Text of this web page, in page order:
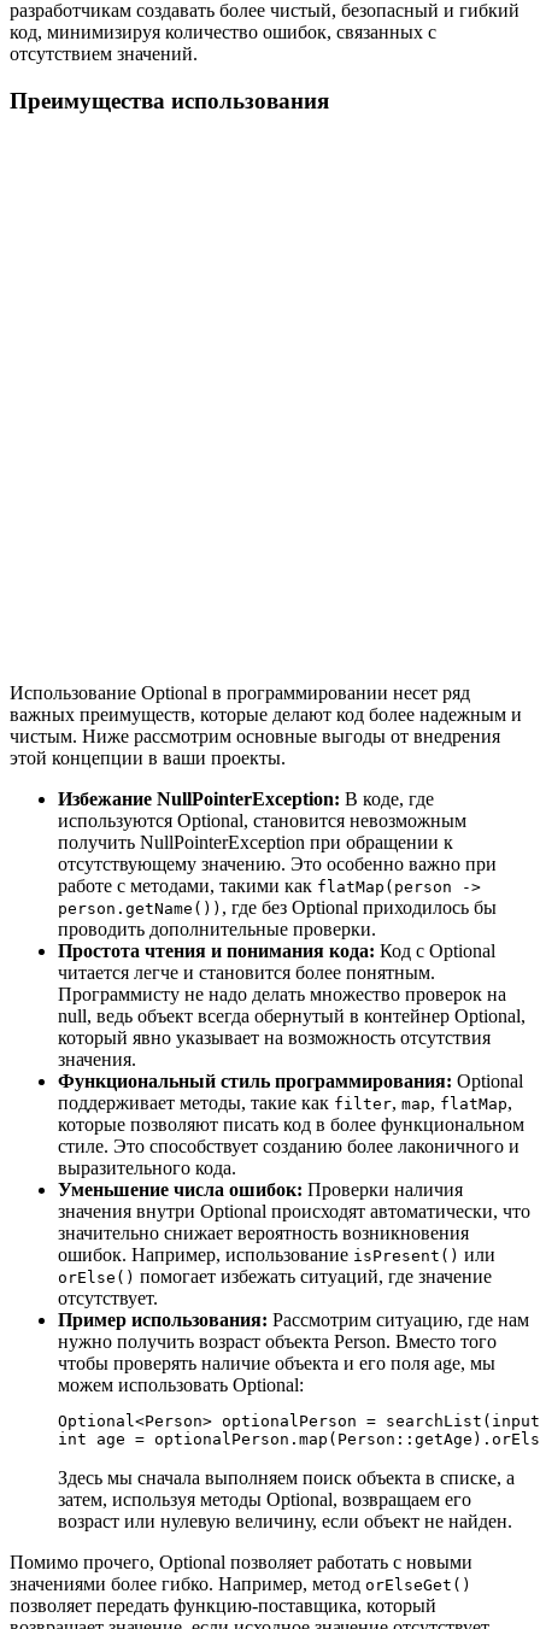
разработчикам создавать более чистый, безопасный и гибкий
код, минимизируя количество ошибок, связанных с
отсутствием значений.
Преимущества использования
Использование Optional в программировании несет ряд
важных преимуществ, которые делают код более надежным и
чистым. Ниже рассмотрим основные выгоды от внедрения
этой концепции в ваши проекты.
Избежание NullPointerException: В коде, где
используются Optional, становится невозможным
получить NullPointerException при обращении к
отсутствующему значению. Это особенно важно при
работе с методами, такими как flatMap(person ->
person.getName()) , где без Optional приходилось бы
проводить дополнительные проверки.
Простота чтения и понимания кода: Код с Optional
читается легче и становится более понятным.
Программисту не надо делать множество проверок на
null, ведь объект всегда обернутый в контейнер Optional,
который явно указывает на возможность отсутствия
значения.
Функциональный стиль программирования: Optional
поддерживает методы, такие как filter, map, flatMap,
которые позволяют писать код в более функциональном
стиле. Это способствует созданию более лаконичного и
выразительного кода.
Уменьшение числа ошибок: Проверки наличия
значения внутри Optional происходят автоматически, что
значительно снижает вероятность возникновения
ошибок. Например, использование isPresent() или
orElse() помогает избежать ситуаций, где значение
отсутствует.
Пример использования: Рассмотрим ситуацию, где нам
нужно получить возраст объекта Person. Вместо того
чтобы проверять наличие объекта и его поля age, мы
можем использовать Optional:
Optional<Person> optionalPerson =
Здесь мы сначала выполняем поиск объекта в списке, а
затем, используя методы Optional, возвращаем его
возраст или нулевую величину, если объект не найден.
Помимо прочего, Optional позволяет работать с новыми
значениями более гибко. Например, метод orElseGet()
позволяет передать функцию-поставщика, который